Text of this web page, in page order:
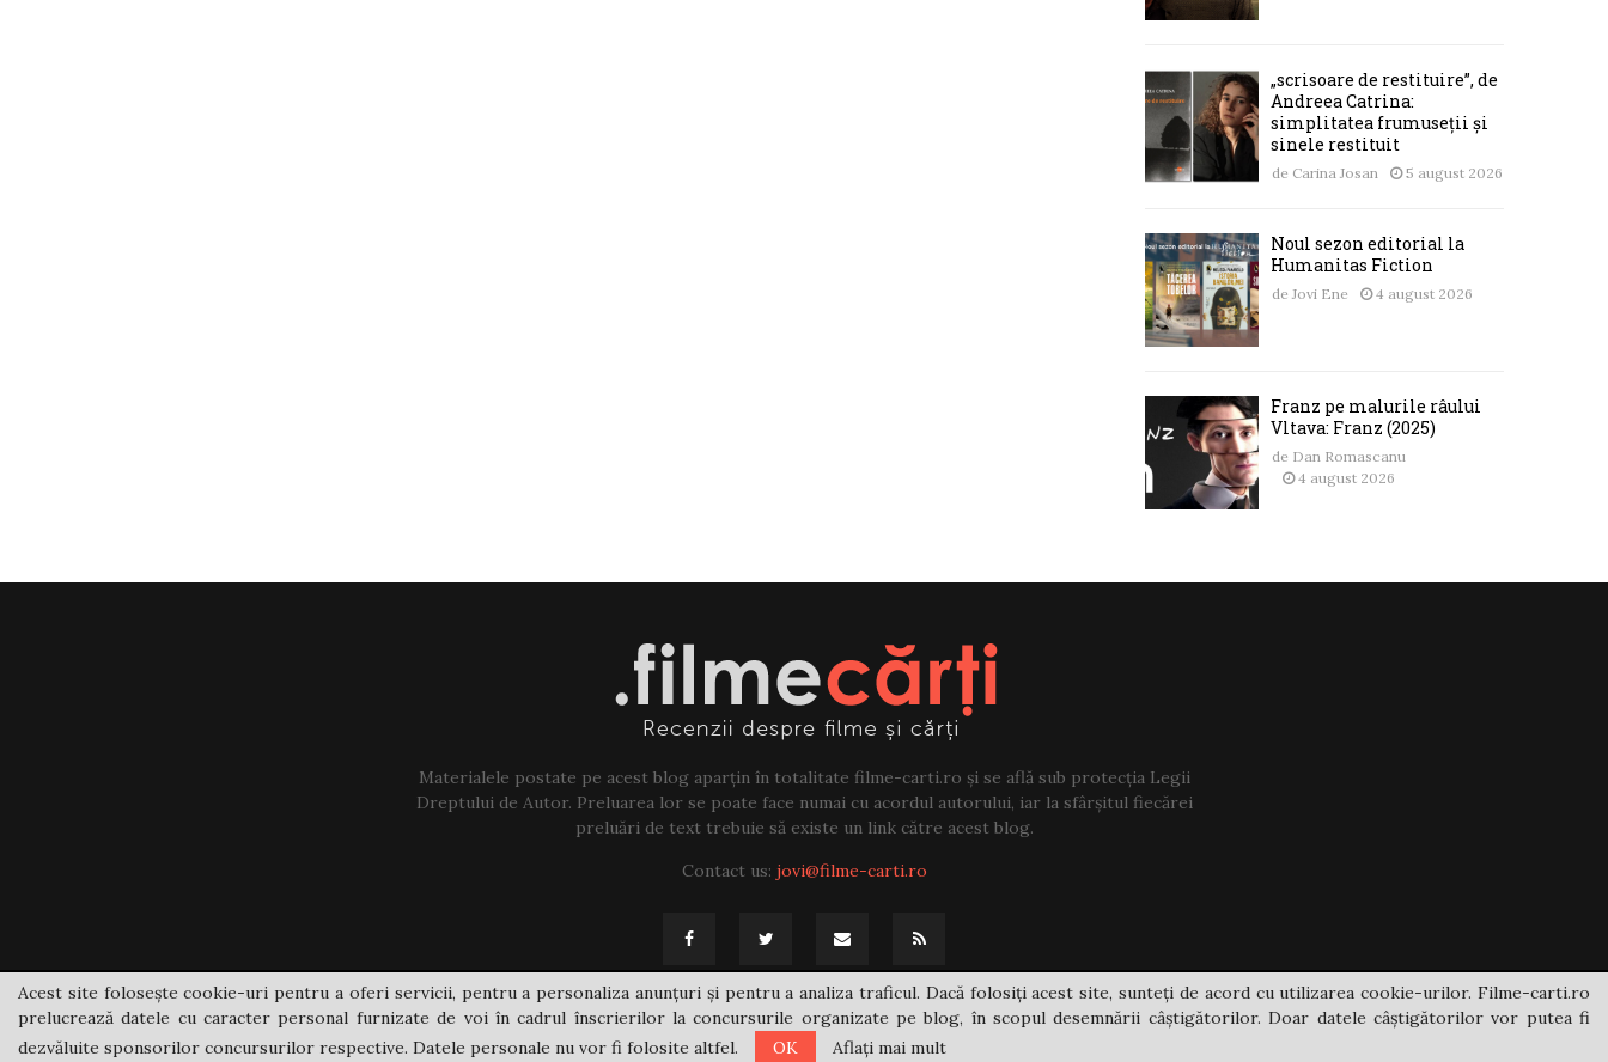
„scrisoare de restituire”, de
Andreea Catrina:
simplitatea frumuseții și
sinele restituit
de Carina Josan 5 august 2026
Noul sezon editorial la
Humanitas Fiction
de Jovi Ene 4 august 2026
Franz pe malurile râului
Vltava: Franz (2025)
de Dan Romascanu
4 august 2026
Materialele postate pe acest blog aparțin în totalitate filme-carti.ro și se află sub protecția Legii
Dreptului de Autor. Preluarea lor se poate face numai cu acordul autorului, iar la sfârșitul fiecărei
preluări de text trebuie să existe un link către acest blog.
Contact us: jovi@filme-carti.ro
@2021 - filme-carti.ro
Acest site folosește cookie-uri pentru a oferi servicii, pentru a personaliza anunțuri și pentru a analiza traficul. Dacă folosiți acest site, sunteți de acord cu utilizarea cookie-urilor. Filme-carti.ro
prelucrează datele cu caracter personal furnizate de voi în cadrul înscrierilor la concursurile organizate pe blog, în scopul desemnării câștigătorilor. Doar datele câștigătorilor vor putea fi
dezvăluite sponsorilor concursurilor respective. Datele personale nu vor fi folosite altfel.
OK Aflați mai mult